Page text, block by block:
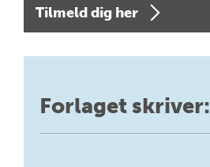
Tilmeld dig her
Forlaget skriver: